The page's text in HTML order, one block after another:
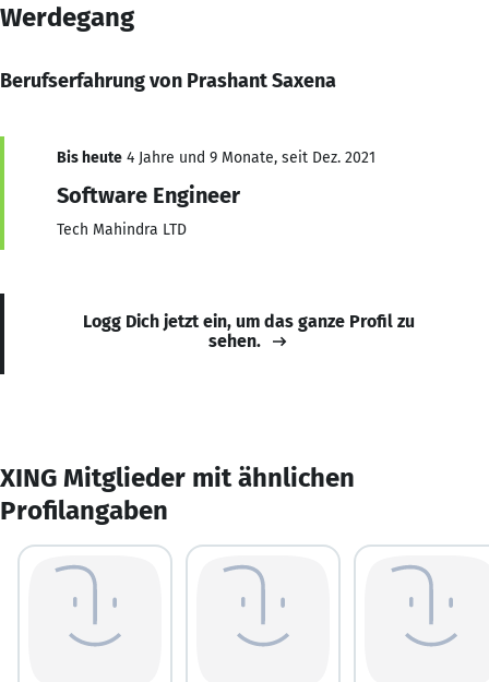
Werdegang
Berufserfahrung von Prashant Saxena
Bis heute 4 Jahre und 9 Monate, seit Dez. 2021
Software Engineer
Tech Mahindra LTD
Logg Dich jetzt ein, um das ganze Profil zu
sehen.
XING Mitglieder mit ähnlichen
Profilangaben